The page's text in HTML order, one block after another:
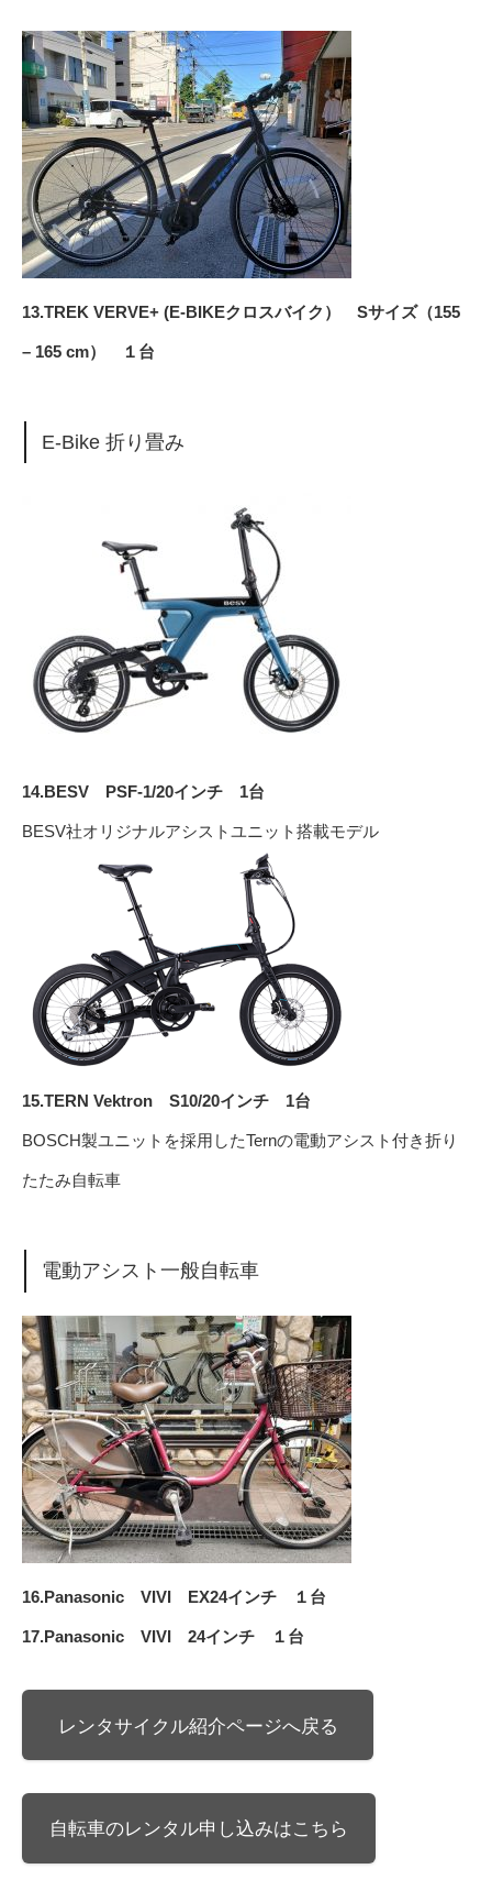
13.TREK VERVE+ (E-BIKEクロスバイク） Sサイズ（155
– 165 cm） １台
E-Bike 折り畳み
14.BESV PSF-1/20インチ 1台
BESV社オリジナルアシストユニット搭載モデル
15.TERN Vektron S10/20インチ 1台
BOSCH製ユニットを採用したTernの電動アシスト付き折り
たたみ自転車
電動アシスト一般自転車
16.Panasonic VIVI EX24インチ １台
17.Panasonic VIVI 24インチ １台
レンタサイクル紹介ページへ戻る
自転車のレンタル申し込みはこちら